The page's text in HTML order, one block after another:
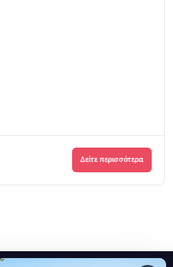
Δείτε περισσότερα